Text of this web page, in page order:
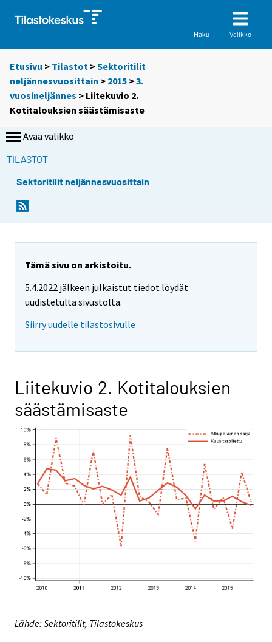
Haku Valikko
Etusivu > Tilastot >Sektoritilit
neljännesvuosittain > 2015 >3.
vuosineljännes > Liitekuvio 2.
Kotitalouksien säästämisaste
Avaa valikko
TILASTOT
Sektoritilit neljännesvuosittain
Tämä sivu on arkistoitu.
5.4.2022 jälkeen julkaistut tiedot löydät
uudistetulta sivustolta.
Siirry uudelle tilastosivulle
Liitekuvio 2. Kotitalouksien
säästämisaste
Lähde: Sektoritilit, Tilastokeskus